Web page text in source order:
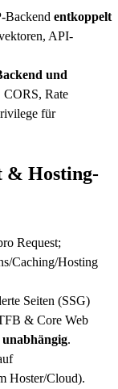
Backend entkoppelt
API-
und
Rate
für
& Hosting-
Request;
Caching/Hosting
Seiten (SSG)
& Core Web
.
Hoster/Cloud).